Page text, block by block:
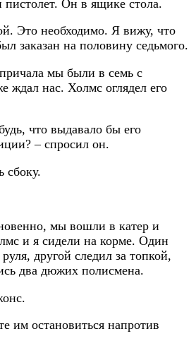
Он в ящике стола.
Это необходимо. Я вижу, что
заказан на половину седьмого.
мы были в семь с
ждал нас. Холмс оглядел его
что выдавало бы его
– спросил он.
сбоку.
мы вошли в катер и
и я сидели на корме. Один
другой следил за топкой,
два дюжих полисмена.
им остановиться напротив